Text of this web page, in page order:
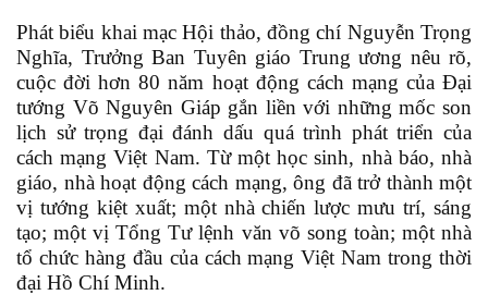
Phát biểu khai mạc Hội thảo, đồng chí Nguyễn Trọng
Nghĩa, Trưởng Ban Tuyên giáo Trung ương nêu rõ,
cuộc đời hơn 80 năm hoạt động cách mạng của Đại
tướng Võ Nguyên Giáp gắn liền với những mốc son
lịch sử trọng đại đánh dấu quá trình phát triển của
cách mạng Việt Nam. Từ một học sinh, nhà báo, nhà
giáo, nhà hoạt động cách mạng, ông đã trở thành một
vị tướng kiệt xuất; một nhà chiến lược mưu trí, sáng
tạo; một vị Tổng Tư lệnh văn võ song toàn; một nhà
tổ chức hàng đầu của cách mạng Việt Nam trong thời
đại Hồ Chí Minh.